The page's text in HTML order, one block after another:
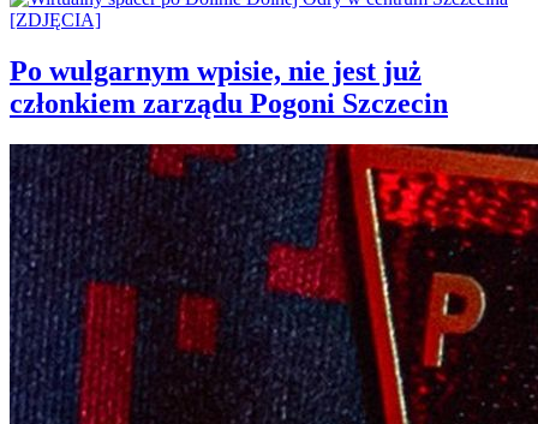
Po wulgarnym wpisie, nie jest już
członkiem zarządu Pogoni Szczecin